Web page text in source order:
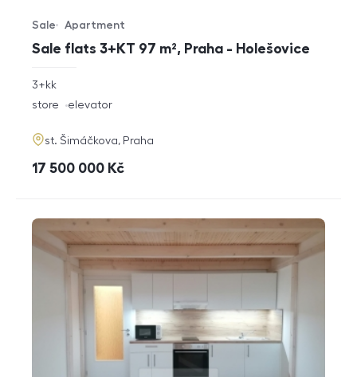
Sale flats 3+KT 97 m², Praha - Holešovice
Offer type
Sale
Property type
Apartment
rozměry
disposition
3+kk
funkce
store elevator
adresa
st. Šimáčkova, Praha
cena
17 500 000 Kč